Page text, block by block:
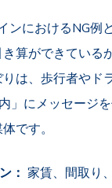
ンにおけるNG例
算ができている
は、歩行者やド
」にメッセージ
です。
： 家賃、間取り